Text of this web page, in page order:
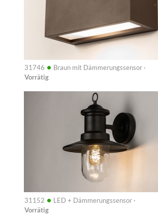
31746 • Braun mit Dämmerungssensor ·
Vorrätig
31152 • LED + Dämmerungssensor ·
Vorrätig
Info